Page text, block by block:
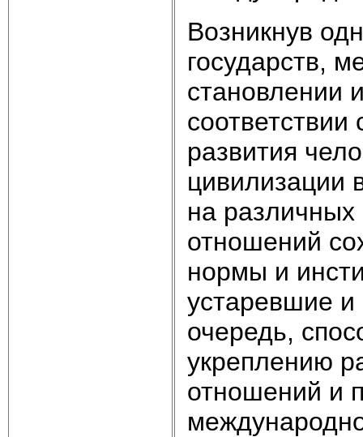
Возникнув
государств,
становлении
развития
цивилизации
на
отношений
нормы и
устаревшие
очередь,
укреплению
отношений и